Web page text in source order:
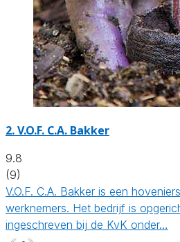
2.V.O.F. C.A. Bakker
9.8
(9)
V.O.F. C.A. Bakker is een
werknemers. Het bedrijf is
ingeschreven bij de KvK onder…